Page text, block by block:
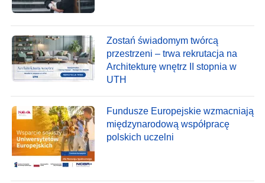
Zostań świadomym twórcą
przestrzeni – trwa rekrutacja na
Architekturę wnętrz II stopnia w
UTH
Fundusze Europejskie wzmacniają
międzynarodową współpracę
polskich uczelni